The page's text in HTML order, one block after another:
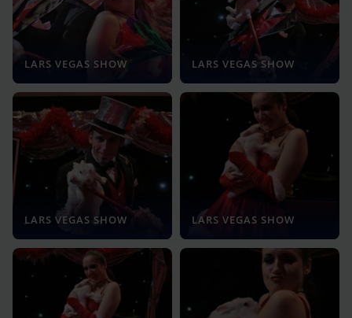
LARS VEGAS SHOW LARS VEGAS SHOW
LARS VEGAS SHOW LARS VEGAS SHOW